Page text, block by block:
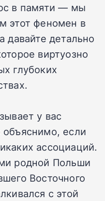
в памяти — мы
этот феномен в
давайте детально
виртуозно
глубоких
у вас
если
ассоциаций.
родной Польши
Восточного
с этой